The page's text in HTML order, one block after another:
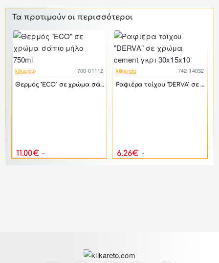
Τα προτιμούν οι περισσότεροι
-39%
klikareto 700-01112
Θερμός "ECO" σε χρώμα σάπιο μήλο 750ml
11.00€
-17%
klikareto 742-14032
Ραφιέρα τοίχου "DERVA" σε χρώμα cement γκρι 30x15x10
6.26€